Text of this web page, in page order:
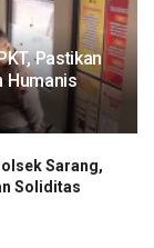
Pastikan
Humanis
Sarang,
Soliditas